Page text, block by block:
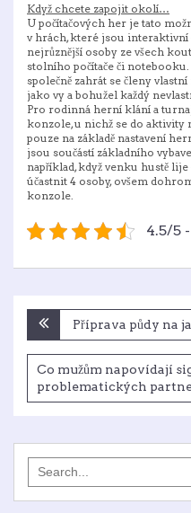
Když chcete zapojit okolí…
U počítačových her je tato
v hrách, které jsou
nejrůznější osoby ze všech
stolního počítače či
společně zahrát se členy
jako vy a bohužel každý
Pro rodinná herní klání a
konzole, u nichž se do aktivity
pouze na základě nastavení
jsou součástí základního
například, když venku hustě
účastnit 4 osoby, ovšem
konzole.
4.5/5
Navigace
pro
příspěvek
Příprava půdy na
Co mužům napovídají
problematických
Search
for: